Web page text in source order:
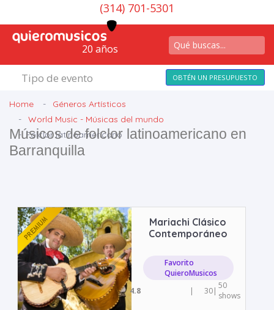
(314) 701-5301
20 años
Tipo de evento OBTÉN UN PRESUPUESTO
Home
Géneros Artísticos
World Music - Músicas del mundo
Folclor latinoamericano
Músicos de folclor latinoamericano en
Barranquilla
Mariachi Clásico
Contemporáneo
Favorito
QuieroMusicos
4.8
| 30| 50
shows